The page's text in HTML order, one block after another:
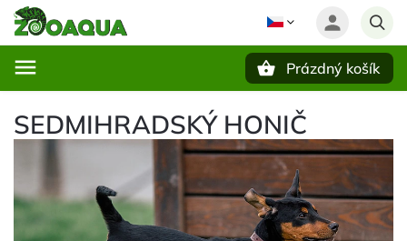
Prázdný košík
SEDMIHRADSKÝ HONIČ